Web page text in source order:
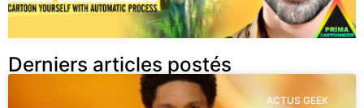
Derniers articles postés
ACTUS GEEK